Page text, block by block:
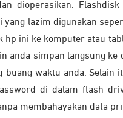
dioperasikan.
lazim digunakan
hp ini ke komputer atau
anda simpan langsung
waktu anda. Selain
di dalam flash
membahayakan data